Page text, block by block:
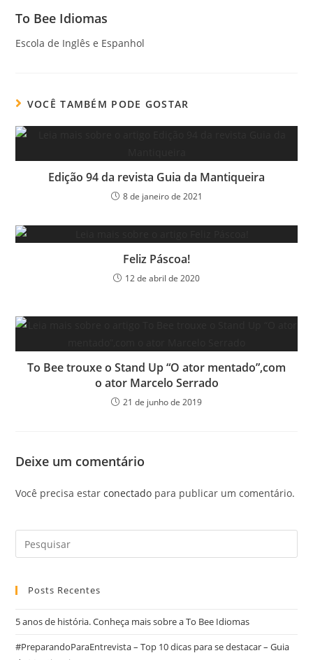
To Bee Idiomas
Escola de Inglês e Espanhol
VOCÊ TAMBÉM PODE GOSTAR
Edição 94 da revista Guia da Mantiqueira
8 de janeiro de 2021
Feliz Páscoa!
12 de abril de 2020
To Bee trouxe o Stand Up “O ator mentado”,com
o ator Marcelo Serrado
21 de junho de 2019
Deixe um comentário
Você precisa estarconectado para publicar um comentário.
Posts Recentes
5 anos de história. Conheça mais sobre a To Bee Idiomas
#PreparandoParaEntrevista – Top 10 dicas para se destacar – Guia